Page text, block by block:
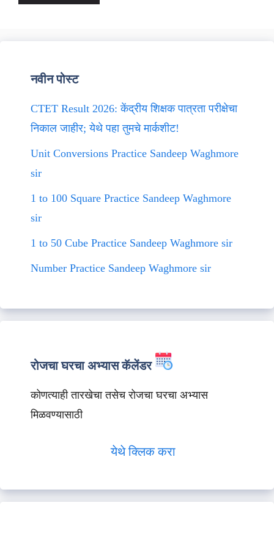
नवीन पोस्ट
CTET Result 2026: केंद्रीय शिक्षक पात्रता परीक्षेचा
निकाल जाहीर; येथे पहा तुमचे मार्कशीट!
Unit Conversions Practice Sandeep Waghmore
sir
1 to 100 Square Practice Sandeep Waghmore
sir
1 to 50 Cube Practice Sandeep Waghmore sir
Number Practice Sandeep Waghmore sir
रोजचा घरचा अभ्यास कॅलेंडर
कोणत्याही तारखेचा तसेच रोजचा घरचा अभ्यास
मिळवण्यासाठी
येथे क्लिक करा